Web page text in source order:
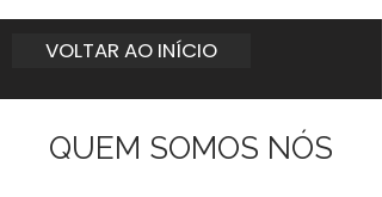
VOLTAR AO INÍCIO
QUEM SOMOS NÓS